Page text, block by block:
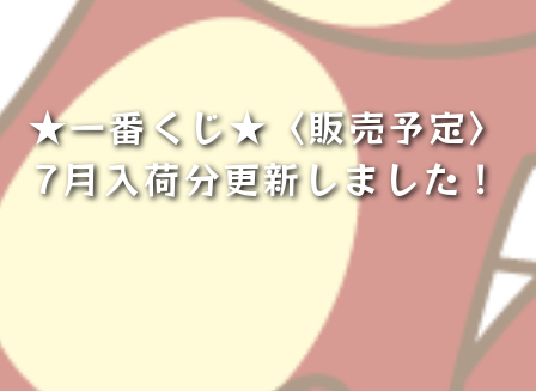
★一番くじ★〈販売予定〉
7月入荷分更新しました！